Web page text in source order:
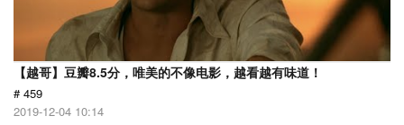
【越哥】豆瓣8.5分，唯美的不像电影，越看越有味道！
# 459
2019-12-04 10:14